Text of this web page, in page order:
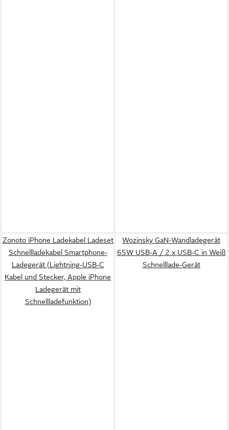
Zonoto iPhone Ladekabel Ladeset
Schnellladekabel Smartphone-
Ladegerät (Lightning-USB-C
Kabel und Stecker, Apple iPhone
Ladegerät mit
Schnellladefunktion)
Wozinsky GaN-Wandladegerät
65W USB-A / 2 x USB-C in Weiß
Schnelllade-Gerät